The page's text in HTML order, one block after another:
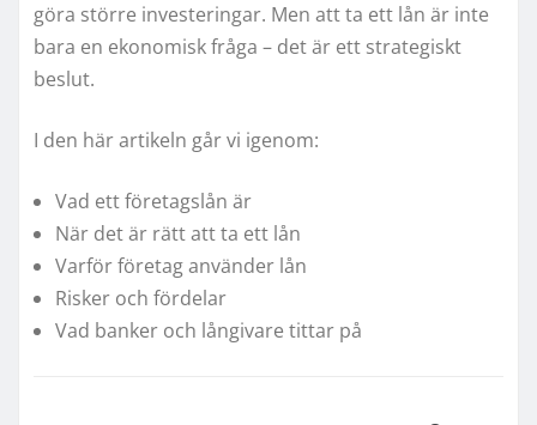
göra större investeringar. Men att ta ett lån är inte
bara en ekonomisk fråga – det är ett strategiskt
beslut.
I den här artikeln går vi igenom:
Vad ett företagslån är
När det är rätt att ta ett lån
Varför företag använder lån
Risker och fördelar
Vad banker och långivare tittar på